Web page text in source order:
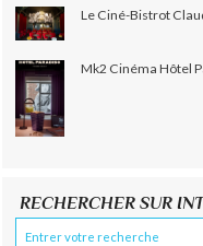
Le Ciné-Bistrot
Mk2 Cinéma Hôtel
RECHERCHER SUR